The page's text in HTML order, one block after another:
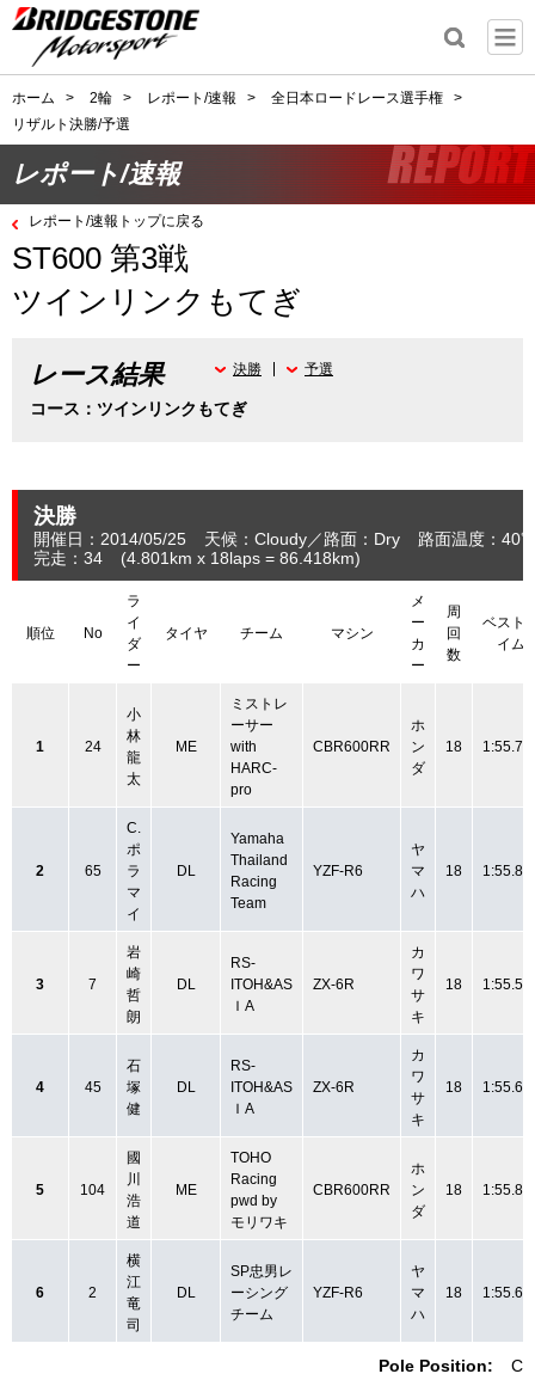
ホーム > 2輪 > レポート/速報 > 全日本ロードレース選手権
>
リザルト決勝/予選
レポート/速報
レポート/速報トップに戻る
ST600 第3戦
ツインリンクもてぎ
レース結果
コース：ツインリンクもてぎ
決勝 予選
決勝
開催日：2014/05/25 天候：Cloudy 路面：Dry
路面温度：40℃
完走：34
(4.801 km x 18laps = 86.418km)
順位 No
ラ
イ
ダ
ー
タイヤ チーム マシン
メ
ー
カ
ー
周
回
数
ベスト
イム
Pole Position:
C.
1 24
小
林
龍
太
ME
ミストレ
ーサー
with
HARC-
pro
CBR600RR
ホ
ン
ダ
18
2 65
C.
ポ
ラ
マ
イ
DL
Yamaha
Thailand
Racing
Team
YZF-R6
ヤ
マ
ハ
18
3 7
岩
崎
哲
朗
DL
RS-
ITOH&AS
ＩA
ZX-6R
カ
ワ
サ
キ
18
4 45
石
塚
健
DL
RS-
ITOH&AS
ＩA
ZX-6R
カ
ワ
サ
キ
18
5 104
國
川
浩
道
ME
TOHO
Racing
pwd by
モリワキ
CBR600RR
ホ
ン
ダ
18
6 2
横
江
竜
司
DL
SP忠男レ
ーシング
チーム
YZF-R6
ヤ
マ
ハ
18